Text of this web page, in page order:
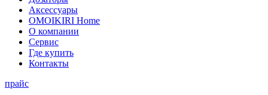
Аксессуары
OMOIKIRI Home
О компании
Сервис
Где купить
Контакты
прайс